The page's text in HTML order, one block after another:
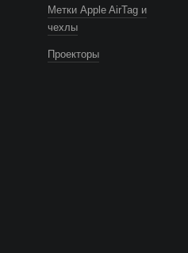
Метки Apple AirTag и
чехлы
Проекторы